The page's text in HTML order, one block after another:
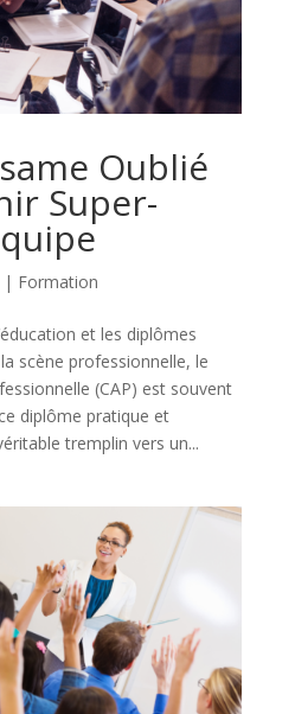
Oublié
Super-
| Formation
et les diplômes
scène professionnelle, le
(CAP) est souvent
diplôme pratique et
tremplin vers un...